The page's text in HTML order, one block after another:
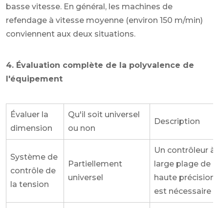
basse vitesse. En général, les machines de
refendage à vitesse moyenne (environ 150 m/min)
conviennent aux deux situations.
4. Évaluation complète de la polyvalence de
l'équipement
Évaluer la
dimension
Qu'il soit universel
ou non
Description
Système de
contrôle de
la tension
Partiellement
universel
Un contrôleur à
large plage de
haute précision
est nécessaire